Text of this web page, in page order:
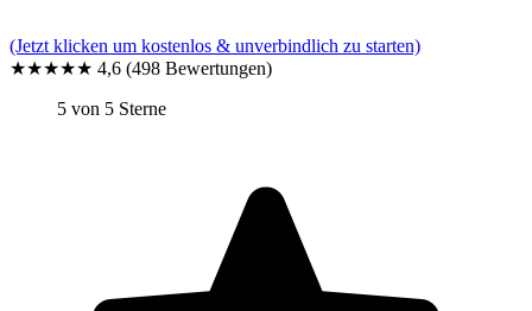
(Jetzt klicken um kostenlos & unverbindlich zu starten)
★★★★★ 4,6 (498 Bewertungen)
5 von 5 Sterne